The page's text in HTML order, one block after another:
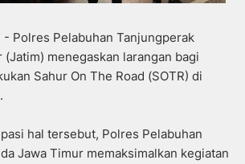
- Polres Pelabuhan Tanjungperak
(Jatim) menegaskan larangan bagi
Sahur On The Road (SOTR) di
hal tersebut, Polres Pelabuhan
Jawa Timur memaksimalkan kegiatan